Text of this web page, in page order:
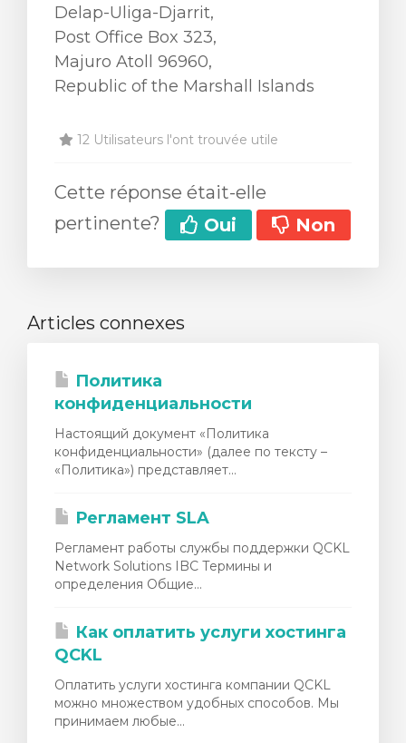
Delap-Uliga-Djarrit,
Post Office Box 323,
Majuro Atoll 96960,
Republic of the Marshall Islands
12 Utilisateurs l'ont trouvée utile
Cette réponse était-elle
pertinente?
Oui Non
Articles connexes
Политика
конфиденциальности
Настоящий документ «Политика
конфиденциальности» (далее по тексту –
«Политика») представляет...
Регламент SLA
Регламент работы службы поддержки QCKL
Network Solutions IBC Термины и
определения Общие...
Как оплатить услуги хостинга
QCKL
Оплатить услуги хостинга компании QCKL
можно множеством удобных способов. Мы
принимаем любые...